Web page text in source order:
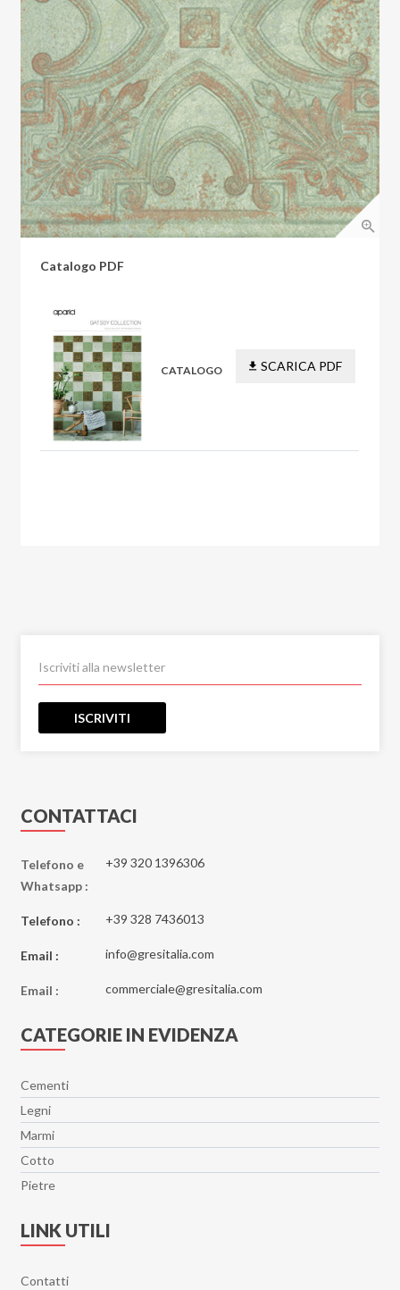
Catalogo PDF
CATALOGO SCARICA PDF
ISCRIVITI
CONTATTACI
Telefono e
Whatsapp :
+39 320 1396306
Telefono : +39 328 7436013
Email : info@gresitalia.com
Email : commerciale@gresitalia.com
CATEGORIE IN EVIDENZA
Cementi
Legni
Marmi
Cotto
Pietre
LINK UTILI
Contatti